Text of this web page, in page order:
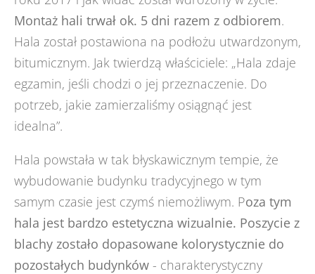
Montaż hali trwał ok. 5 dni razem z odbiorem.
Hala został postawiona na podłożu utwardzonym,
bitumicznym. Jak twierdzą właściciele: „Hala zdaje
egzamin, jeśli chodzi o jej przeznaczenie. Do
potrzeb, jakie zamierzaliśmy osiągnąć jest
idealna”.
Hala powstała w tak błyskawicznym tempie, że
wybudowanie budynku tradycyjnego w tym
samym czasie jest czymś niemożliwym. Poza tym
hala jest bardzo estetyczna wizualnie. Poszycie z
blachy zostało dopasowane kolorystycznie do
pozostałych budynków - charakterystyczny